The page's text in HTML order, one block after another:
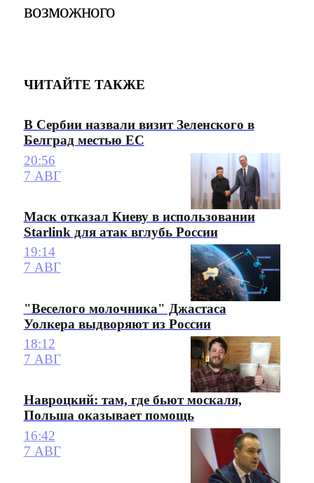
возможного
ЧИТАЙТЕ ТАКЖЕ
В Сербии назвали визит Зеленского в
Белград местью ЕС
20:56
7 АВГ
Маск отказал Киеву в использовании
Starlink для атак вглубь России
19:14
7 АВГ
"Веселого молочника" Джастаса
Уолкера выдворяют из России
18:12
7 АВГ
Навроцкий: там, где бьют москаля,
Польша оказывает помощь
16:42
7 АВГ